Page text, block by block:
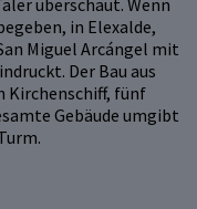
überschaut. Wenn
in Elexalde,
Miguel Arcángel mit
Der Bau aus
Kirchenschiff, fünf
Gebäude umgibt